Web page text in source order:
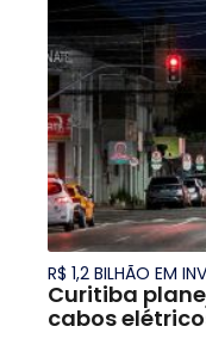
R$ 1,2 BILHÃO EM
Curitiba
cabos